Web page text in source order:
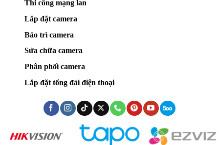
Thi công mạng lan
Lắp đặt camera
Bảo trì camera
Sửa chữa camera
Phân phối camera
Lắp đặt tổng đài điện thoại